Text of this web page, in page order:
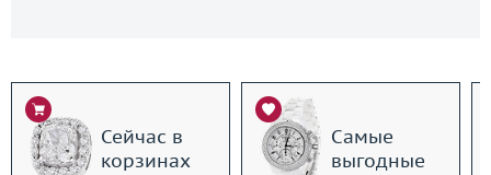
Сейчас в
корзинах
Самые
выгодные